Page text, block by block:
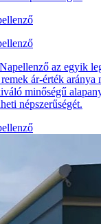
az egyik
ár-érték aránya
minőségű
népszerűségét.